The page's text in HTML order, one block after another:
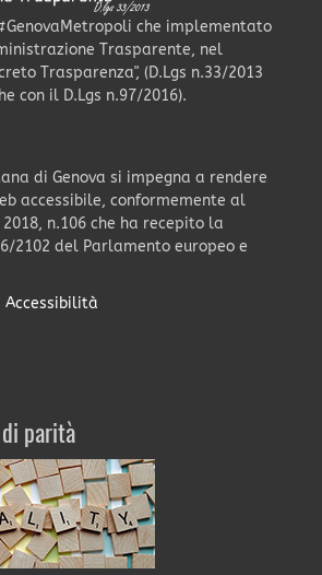
che implementato
Trasparente, nel
Trasparenza", (D.Lgs n.33/2013
con il D.Lgs n.97/2016).
di Genova si impegna a rendere
accessibile, conformemente al
n.106 che ha recepito la
2102 del Parlamento europeo e
Accessibilità
parità